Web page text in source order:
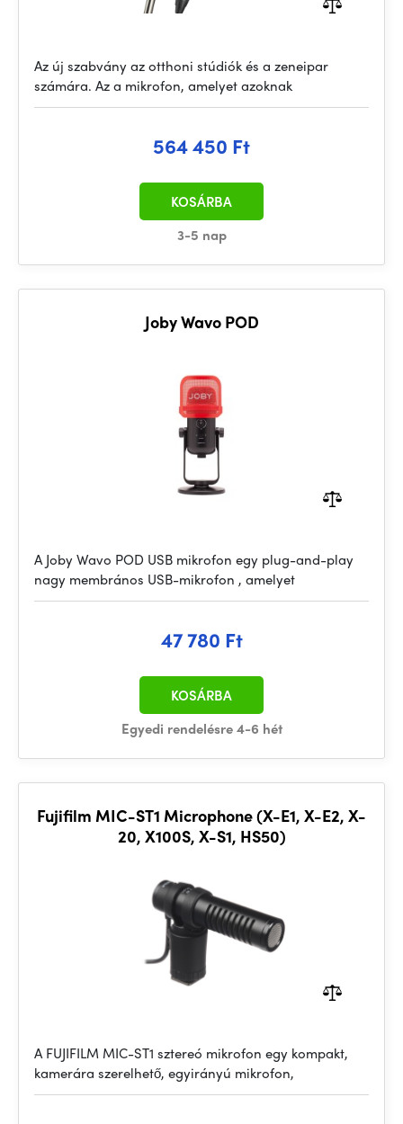
Az új szabvány az otthoni stúdiók és a zeneipar
számára. Az a mikrofon, amelyet azoknak
564 450 Ft
3-5 nap
KOSÁRBA
Joby Wavo POD
A Joby Wavo POD USB mikrofon egy plug-and-play
nagy membrános USB-mikrofon , amelyet
47 780 Ft
Egyedi rendelésre 4-6 hét
KOSÁRBA
Fujifilm MIC-ST1 Microphone (X-E1, X-E2, X-
20, X100S, X-S1, HS50)
A FUJIFILM MIC-ST1 sztereó mikrofon egy kompakt,
kamerára szerelhető, egyirányú mikrofon,